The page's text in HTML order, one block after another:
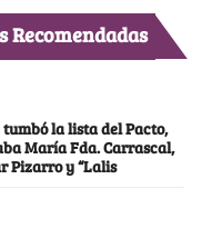
Recomendadas
la lista del Pacto,
María Fda. Carrascal,
Pizarro y “Lalis